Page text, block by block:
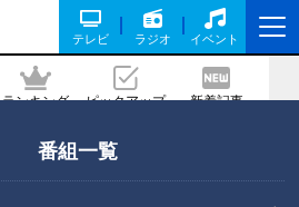
テレビ ラジオ イベント
ランキング ピックアップ 新着記事
番組一覧